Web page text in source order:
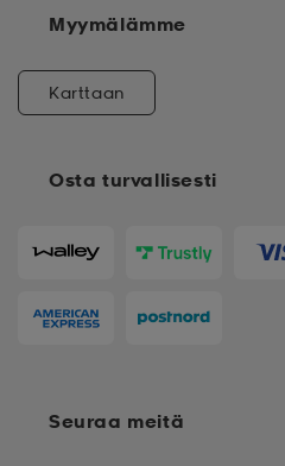
Osta turvallisesti
Myymälämme
Karttaan
Seuraa meitä